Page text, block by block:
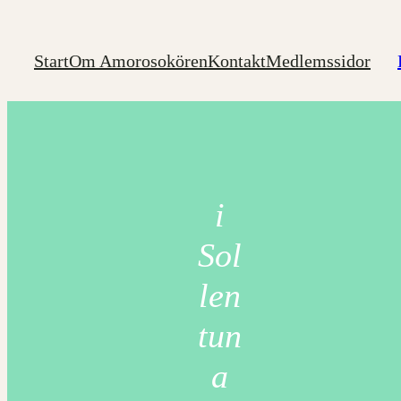
innehåll
StartOm AmorosokörenKontaktMedlemssidor
i
Sol
len
tun
a